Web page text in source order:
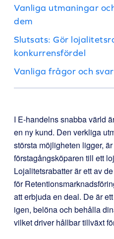
Vanliga utmaningar
dem
Slutsats: Gör
konkurrensfördel
Vanliga frågor och svar
I E-handelns snabba värld
en ny kund. Den verkliga
största möjligheten ligger,
förstagångsköparen till ett
Lojalitetsrabatter är ett av
för
att erbjuda en deal. De är
igen, belöna och behålla
vilket driver hållbar tillväxt